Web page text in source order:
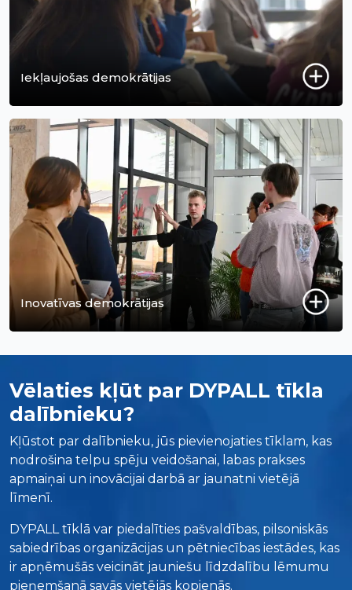
Iekļaujošas demokrātijas
Inovatīvas demokrātijas
Vēlaties kļūt par DYPALL tīkla
dalībnieku?
Kļūstot par dalībnieku, jūs pievienojaties tīklam, kas
nodrošina telpu spēju veidošanai, labas prakses
apmaiņai un inovācijai darbā ar jaunatni vietējā
līmenī.
DYPALL tīklā var piedalīties pašvaldības, pilsoniskās
sabiedrības organizācijas un pētniecības iestādes, kas
ir apņēmušās veicināt jauniešu līdzdalību lēmumu
pieņemšanā savās vietējās kopienās.